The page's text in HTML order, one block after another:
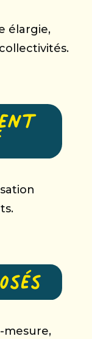
élargie,
mesure,